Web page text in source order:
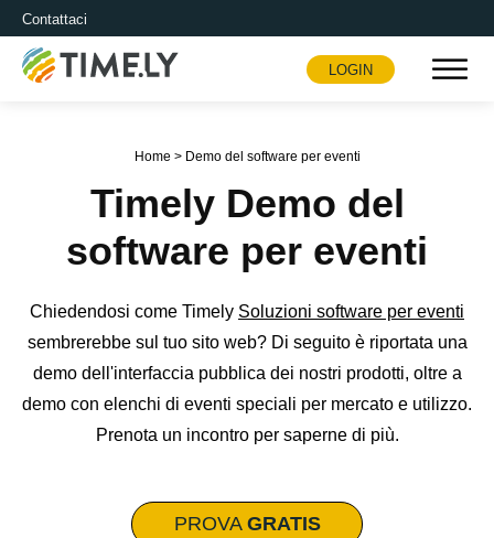
Contattaci
Timely
LOGIN
Home > Demo del software per eventi
Timely Demo del
software per eventi
Chiedendosi come Timely Soluzioni software per eventi
sembrerebbe sul tuo sito web? Di seguito è riportata una
demo dell'interfaccia pubblica dei nostri prodotti, oltre a
demo con elenchi di eventi speciali per mercato e utilizzo.
Prenota un incontro per saperne di più.
PROVA GRATIS